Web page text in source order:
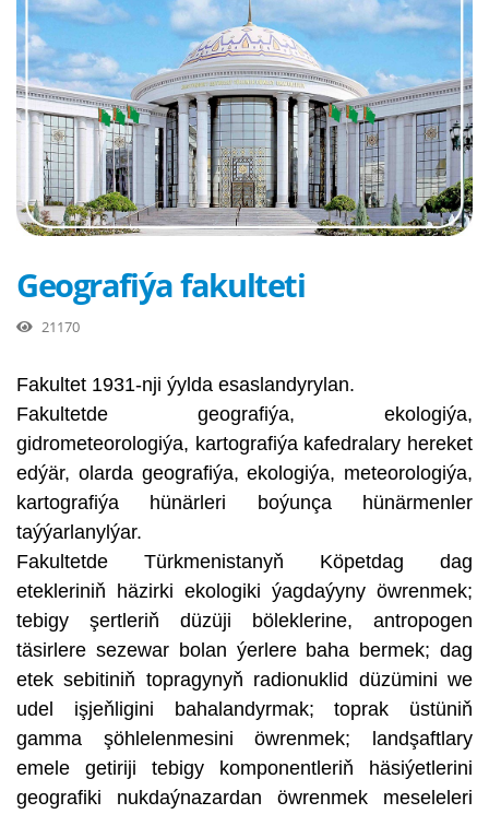
Geografiýa fakulteti
21170
Fakultet 1931-nji ýylda esaslandyrylan.
Fakultetde geografiýa, ekologiýa,
gidrometeorologiýa, kartografiýa kafedralary hereket
edýär, olarda geografiýa, ekologiýa, meteorologiýa,
kartografiýa hünärleri boýunça hünärmenler
taýýarlanylýar.
Fakultetde Türkmenistanyň Köpetdag dag
etekleriniň häzirki ekologiki ýagdaýyny öwrenmek;
tebigy şertleriň düzüji böleklerine, antropogen
täsirlere sezewar bolan ýerlere baha bermek; dag
etek sebitiniň topragynyň radionuklid düzümini we
udel işjeňligini bahalandyrmak; toprak üstüniň
gamma şöhlelenmesini öwrenmek; landşaftlary
emele getiriji tebigy komponentleriň häsiýetlerini
geografiki nukdaýnazardan öwrenmek meseleleri